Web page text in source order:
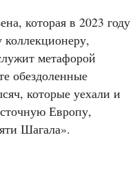
которая в 2023 году
коллекционеру,
метафорой
обездоленные
которые уехали и
Европу,
Шагала».